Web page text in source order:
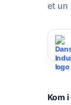
et un
Kom